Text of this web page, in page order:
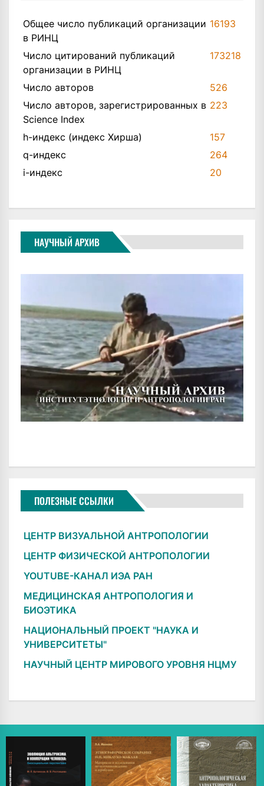
Общее число публикаций организации
в РИНЦ
16193
Число цитирований публикаций
организации в РИНЦ
173218
Число авторов
526
Число авторов, зарегистрированных в
Science Index
223
h-индекс (индекс Хирша)
157
q-индекс
264
i-индекс
20
НАУЧНЫЙ АРХИВ
ПОЛЕЗНЫЕ ССЫЛКИ
ЦЕНТР ВИЗУАЛЬНОЙ АНТРОПОЛОГИИ
ЦЕНТР ФИЗИЧЕСКОЙ АНТРОПОЛОГИИ
YOUTUBE-КАНАЛ ИЭА РАН
МЕДИЦИНСКАЯ АНТРОПОЛОГИЯ И
БИОЭТИКА
НАЦИОНАЛЬНЫЙ ПРОЕКТ "НАУКА И
УНИВЕРСИТЕТЫ"
НАУЧНЫЙ ЦЕНТР МИРОВОГО УРОВНЯ НЦМУ